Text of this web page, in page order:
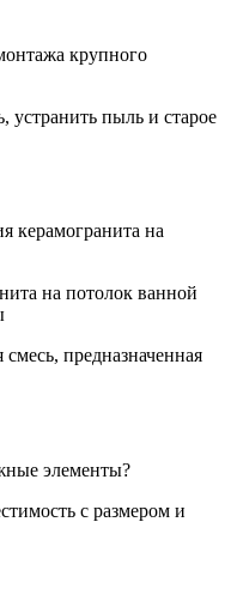
крупного
устранить пыль и старое
керамогранита на
предназначенная
элементы?
с размером и